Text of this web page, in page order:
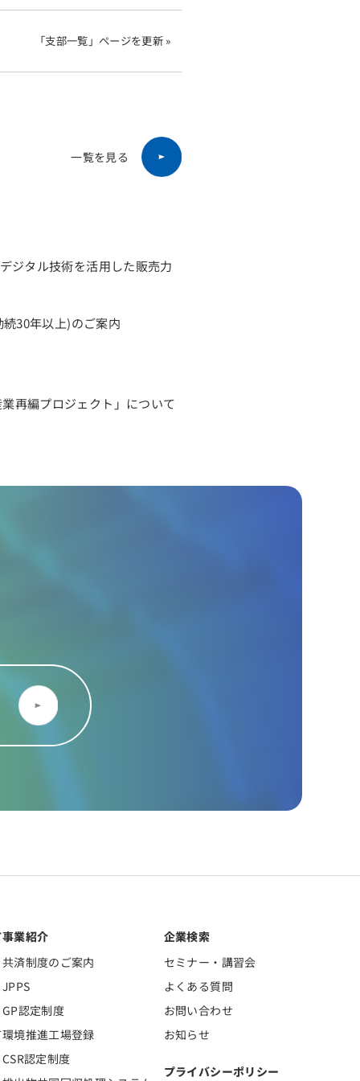
「支部一覧」ページを更新 »
一覧を見る
ジタル技術を活用した販売力
30年以上)のご案内
再編プロジェクト」について
事業紹介
共済制度のご案内
JPPS
GP認定制度
環境推進工場登録
CSR認定制度
企業検索
セミナー・講習会
よくある質問
お問い合わせ
お知らせ
プライバシーポリシー